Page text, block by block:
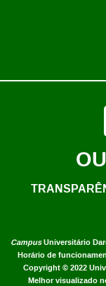
CampusUniversitário
Horário de
Copyright © 2022
Melhor visualizado